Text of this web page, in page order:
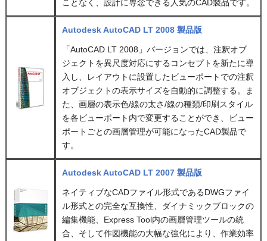
ことなく、設計に専念できる人気のCAD製品です。
Autodesk AutoCAD LT 2008 製品版
「AutoCAD LT 2008」バージョンでは、注釈オブ
ジェクトを異尺度対応にするコンセプトを新たに導
入し、レイアウトに設置したビューポートでの注釈
オブジェクトの表示サイズを自動的に調整する。ま
た、画層の表示色/線の太さ/線の種類/印刷スタイル
を各ビューポート内で変更することができ、ビュー
ポートごとの画層管理が可能になったCAD製品で
す。
Autodesk AutoCAD LT 2007 製品版
ネイティブなCADファイル形式であるDWGファイ
ル形式との完全な互換性、ダイナミックブロックの
編集機能、Express Tool内の画層管理ツールの統
合、そして作図機能の大幅な強化により、作業効率